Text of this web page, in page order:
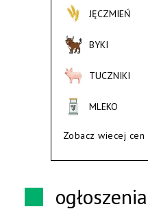
JĘCZMIEŃ
BYKI
TUCZNIKI
MLEKO
Zobacz wiecej cen